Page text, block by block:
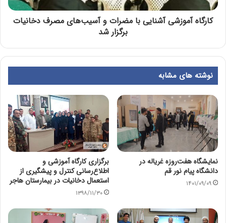
کارگاه آموزشی آشنایی با مضرات و آسیب‌های مصرف دخانیات
برگزار شد
نوشته های مشابه
نمایشگاه هفت‌روزه غریاله در
دانشگاه پیام نور قم
۱۴۰۱/۰۹/۰۹
برگزاری کارگاه آموزشی و
اطلاع‌رسانی کنترل و پیشگیری از
استعمال دخانیات در بیمارستان هاجر
۱۳۹۸/۱۱/۳۰